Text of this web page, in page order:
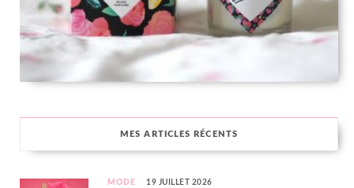
MES ARTICLES RÉCENTS
MODE 19 JUILLET 2026